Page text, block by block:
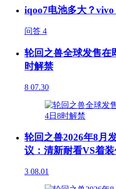
iqoo7电池多大？
问答 4
轮回之兽全球发售在
时解禁
8 07.30
轮回之兽2026年8月
议：清新耐看VS着
3 08.01